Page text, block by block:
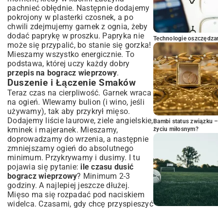
pachnieć obłędnie. Następnie dodajemy
pokrojony w plasterki czosnek, a po
chwili zdejmujemy garnek z ognia, żeby
dodać paprykę w proszku. Papryka nie
może się przypalić, bo stanie się gorzka!
Mieszamy wszystko energicznie. To
podstawa, której uczy każdy dobry
przepis na bogracz wieprzowy.
Duszenie i Łączenie Smaków
Teraz czas na cierpliwość. Garnek wraca
na ogień. Wlewamy bulion (i wino, jeśli
używamy), tak aby przykrył mięso.
Dodajemy liście laurowe, ziele angielskie,
kminek i majeranek. Mieszamy,
doprowadzamy do wrzenia, a następnie
zmniejszamy ogień do absolutnego
minimum. Przykrywamy i dusimy. I tu
pojawia się pytanie: ile czasu dusić
bogracz wieprzowy? Minimum 2-3
godziny. A najlepiej jeszcze dłużej.
Mięso ma się rozpadać pod naciskiem
widelca. Czasami, gdy chcę przyspieszyć
Technologie
Bambi status związku
życiu miłosnym?